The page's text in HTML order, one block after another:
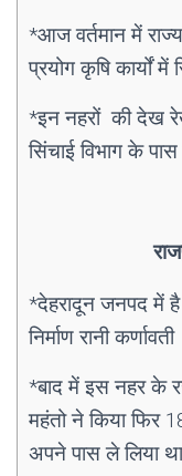
*आज वर्तमान में
प्रयोग कृषि कार्यों
*इन नहरों की देख
सिंचाई विभाग के
*देहरादून जनपद में है
निर्माण रानी
*बाद में इस नहर के
महंतोने कियाफिर
अपने पास ले लिया